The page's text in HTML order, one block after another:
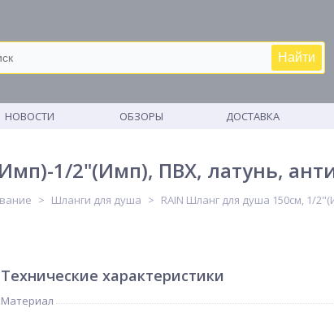
Найти
НОВОСТИ ОБЗОРЫ ДОСТАВКА
1/2"(Имп), ПВХ, латунь,
Шланги для душа RAIN Шланг для душа 150см, 1/
Технические характеристики
Материал